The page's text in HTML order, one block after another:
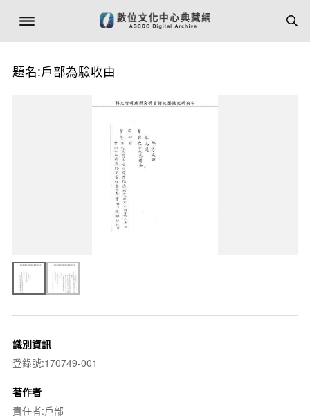
題名:戶部為驗收由
識別資訊
登錄號:170749-001
著作者
責任者:戶部